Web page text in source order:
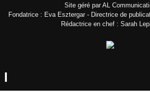
Site géré par AL
Fondatrice : Eva Esztergar - Directrice de
Rédactrice en chef : Sarah